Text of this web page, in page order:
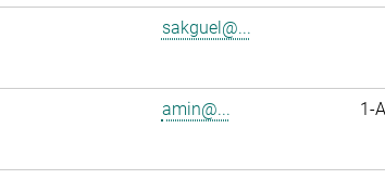
sakguel@...
amin@... 1-